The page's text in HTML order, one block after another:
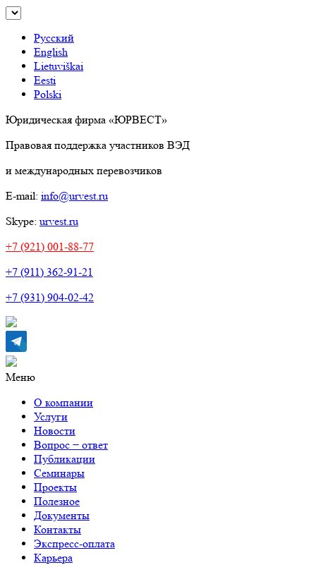
Русский
English
Lietuviškai
Eesti
Polski
Юридическая фирма «ЮРВЕСТ»
Правовая поддержка участников ВЭД
и международных перевозчиков
E-mail: info@urvest.ru
Skype: urvest.ru
+7 (921) 001-88-77
+7 (911) 362-91-21
+7 (931) 904-02-42
Меню
О компании
Услуги
Новости
Вопрос − ответ
Публикации
Семинары
Проекты
Полезное
Документы
Контакты
Экспресс-оплата
Карьера